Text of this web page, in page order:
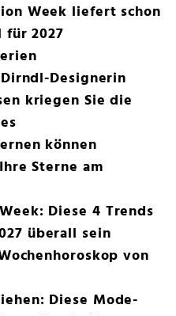
Week liefert schon
2027
Designerin
kriegen Sie die
können
Sterne am
Diese 4 Trends
überall sein
von
Diese Mode-